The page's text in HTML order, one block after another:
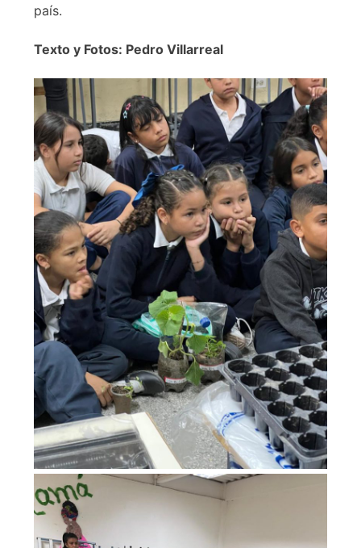
país.
Texto y Fotos: Pedro Villarreal